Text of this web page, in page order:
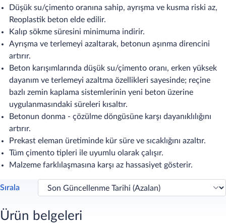
Düşük su/çimento oranına sahip, ayrışma ve kusma riski az,
Reoplastik beton elde edilir.
Kalıp sökme süresini minimuma indirir.
Ayrışma ve terlemeyi azaltarak, betonun aşınma direncini
artırır.
Beton karışımlarında düşük su/çimento oranı, erken yüksek
dayanım ve terlemeyi azaltma özellikleri sayesinde; reçine
bazlı zemin kaplama sistemlerinin yeni beton üzerine
uygulanmasındaki süreleri kısaltır.
Betonun donma - çözülme döngüsüne karşı dayanıklılığını
artırır.
Prekast eleman üretiminde kür süre ve sıcaklığını azaltır.
Tüm çimento tipleri ile uyumlu olarak çalışır.
Malzeme farklılaşmasına karşı az hassasiyet gösterir.
Sırala
Ürün belgeleri